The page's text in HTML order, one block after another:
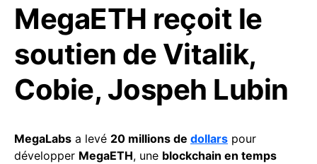
MegaETH reçoit le
soutien de Vitalik,
Cobie, Jospeh Lubin
MegaLabs a levé 20 millions de dollars pour
développer MegaETH, une blockchain en temps